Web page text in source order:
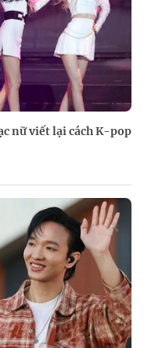
nữ viết lại cách K-pop